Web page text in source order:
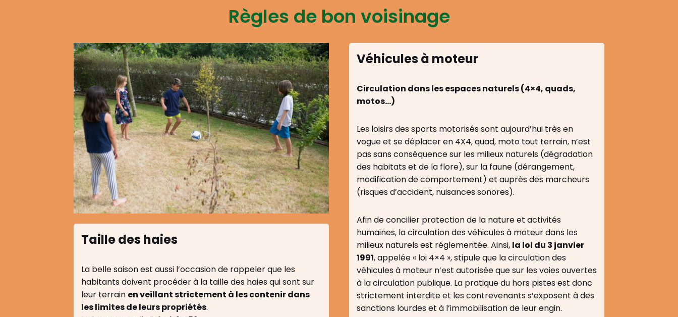
Règles de bon voisinage
Taille des haies
La belle saison est aussi l’occasion de rappeler que les
habitants doivent procéder à la taille des haies qui sont sur
leur terrain en veillant strictement à les contenir dans
les limites de leurs propriétés.
Véhicules à moteur
Circulation dans les espaces naturels (4×4, quads,
motos…)
Les loisirs des sports motorisés sont aujourd’hui très en
vogue et se déplacer en 4X4, quad, moto tout terrain, n’est
pas sans conséquence sur les milieux naturels (dégradation
des habitats et de la flore), sur la faune (dérangement,
modification de comportement) et auprès des marcheurs
(risques d’accident, nuisances sonores).
Afin de concilier protection de la nature et activités
humaines, la circulation des véhicules à moteur dans les
milieux naturels est réglementée. Ainsi, la loi du 3 janvier
1991, appelée « loi 4×4 », stipule que la circulation des
véhicules à moteur n’est autorisée que sur les voies ouvertes
à la circulation publique. La pratique du hors pistes est donc
strictement interdite et les contrevenants s’exposent à des
sanctions lourdes et à l’immobilisation de leur engin.